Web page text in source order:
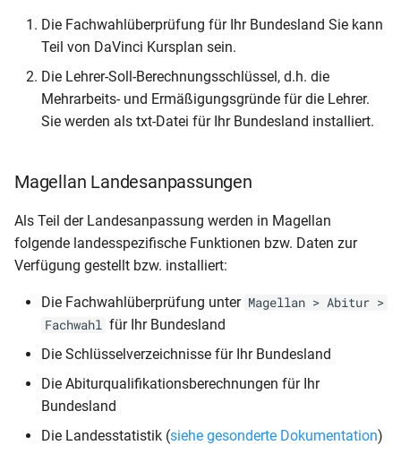
NRW-Schülerstammblatt
RLP-BBS (Bescheinigung
Niveaustufen)
Schulbescheinigung
Schule)
(Empfangsbestätigung)
Klassenliste
(Sorgeberechtigte Mobil)
Klassenliste
(Zensurenstatistik nach
Noten)
(Zensurenstatistik nach
Klassenliste (ausländische
Schüler)
Klassenliste (inklusive
Gastschulgeld
– LK Mayen
Gastschulgeld
pro Schulort nach
Gesamtliste (Anzahl
pro Wohnort und Ortsteil
Gesamtliste Bewerber
Gesamtliste Bewerber
Gesamtliste Bewerber
Die Fachwahlüberprüfung für Ihr Bundesland Sie kann
Teil von DaVinci Kursplan sein.
Die Lehrer-Soll-Berechnungsschlüssel, d.h. die
Mehrarbeits- und Ermäßigungsgründe für die Lehrer.
Sie werden als txt-Datei für Ihr Bundesland installiert.
Magellan Landesanpassungen
Als Teil der Landesanpassung werden in Magellan
folgende landesspezifische Funktionen bzw. Daten zur
Verfügung gestellt bzw. installiert:
Die Fachwahlüberprüfung unter Magellan > Abitur >
Fachwahl für Ihr Bundesland
Die Schlüsselverzeichnisse für Ihr Bundesland
Die Abiturqualifikationsberechnungen für Ihr
Bundesland
Die Landesstatistik (siehe gesonderte Dokumentation)